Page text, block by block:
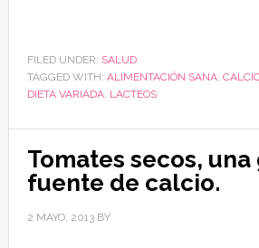
FILED UNDER: SALUD
TAGGED WITH: ALIMENTACIÓN SANA,
DIETA VARIADA, LACTEOS
Tomates secos, una
fuente de calcio.
2 MAYO, 2013BY